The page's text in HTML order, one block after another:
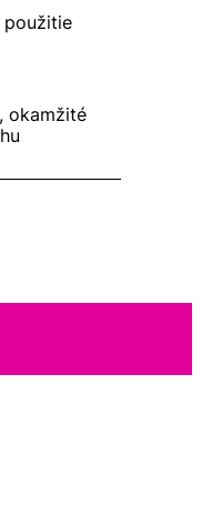
použitie
okamžité